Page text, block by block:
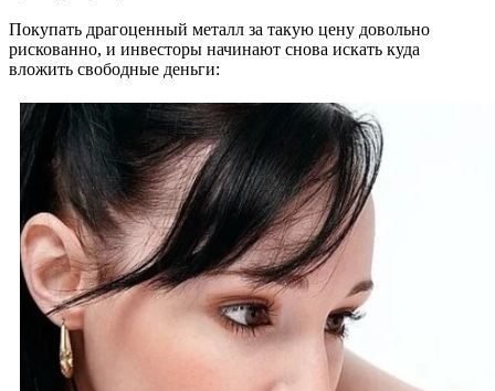
Покупать драгоценный металл за такую цену довольно
рискованно, и инвесторы начинают снова искать куда
вложить свободные деньги: